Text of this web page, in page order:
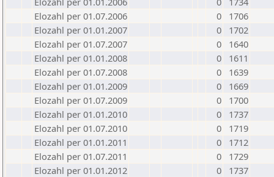
Elozahl per 01.07.2006
0
1706
Elozahl per 01.01.2007
0
1702
Elozahl per 01.07.2007
0
1640
Elozahl per 01.01.2008
0
1611
Elozahl per 01.07.2008
0
1639
Elozahl per 01.01.2009
0
1669
Elozahl per 01.07.2009
0
1700
Elozahl per 01.01.2010
0
1737
Elozahl per 01.07.2010
0
1719
Elozahl per 01.01.2011
0
1712
Elozahl per 01.07.2011
0
1729
Elozahl per 01.01.2012
0
1737